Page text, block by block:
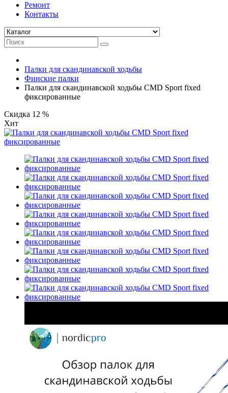
Ремонт
Контакты
Палки для скандинавской ходьбы
Финские палки
Палки для скандинавской ходьбы CMD Sport fixed
фиксированные
Скидка 12 %
Хит